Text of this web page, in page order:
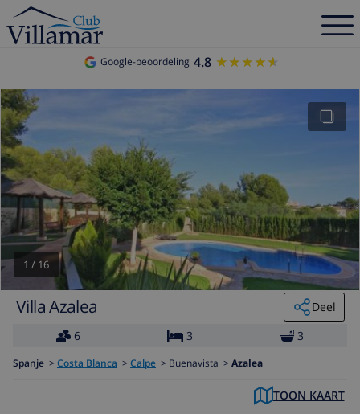
Google-beoordeling 4.8 ★★★★★
★★★★★
1 / 16
Villa Azalea
Deel
6
3 3
Spanje > Costa Blanca > Calpe > Buenavista > Azalea
TOON KAART